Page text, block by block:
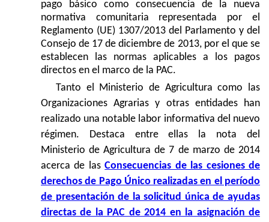
pago básico como consecuencia de la nueva
normativa comunitaria representada por el
Reglamento (UE) 1307/2013 del Parlamento y del
Consejo de 17 de diciembre de 2013, por el que se
establecen las normas aplicables a los pagos
directos en el marco de la PAC.
Tanto el Ministerio de Agricultura como las
Organizaciones Agrarias y otras entidades han
realizado una notable labor informativa del nuevo
régimen. Destaca entre ellas la nota del
Ministerio de Agricultura de 7 de marzo de 2014
acerca de lasConsecuencias de las cesiones de
derechos de Pago Único realizadas en el período
de presentación de la solicitud única de ayudas
directas de la PAC de 2014 en la asignación de